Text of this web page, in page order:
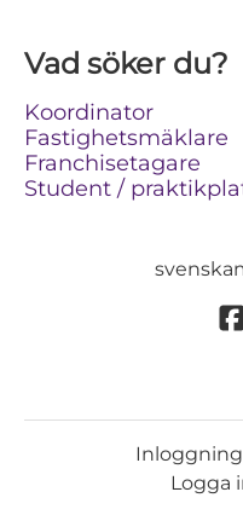
Vad söker du?
Koordinator
Fastighetsmäklare
Franchisetagare
Student /
Logga